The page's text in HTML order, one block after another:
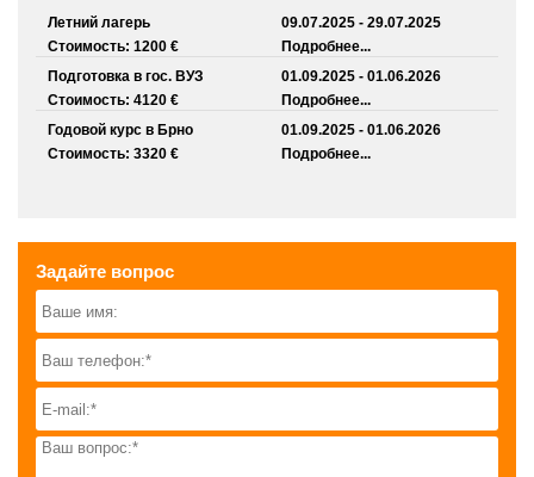
Летний лагерь
Стоимость: 1200 €
09.07.2025 - 29.07.2025
Подробнее...
Подготовка в гос. ВУЗ
Стоимость: 4120 €
01.09.2025 - 01.06.2026
Подробнее...
Годовой курс в Брно
Стоимость: 3320 €
01.09.2025 - 01.06.2026
Подробнее...
Задайте вопрос